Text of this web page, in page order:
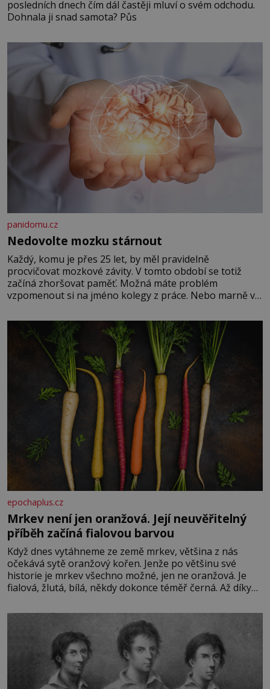
posledních dnech čím dál častěji mluví o svém odchodu.
Dohnala ji snad samota? Půs
panidomu.cz
Nedovolte mozku stárnout
Každý, komu je přes 25 let, by měl pravidelně
procvičovat mozkové závity. V tomto období se totiž
začíná zhoršovat paměť. Možná máte problém
vzpomenout si na jméno kolegy z práce. Nebo marně v
Je to opravdu tak, s věkem jako kdyby se paměť
rozhodla stávkovat. Cvičte
epochaplus.cz
Mrkev není jen oranžová. Její neuvěřitelný
příběh začíná fialovou barvou
Když dnes vytáhneme ze země mrkev, většina z nás
očekává sytě oranžový kořen. Jenže po většinu své
historie je mrkev všechno možné, jen ne oranžová. Je
fialová, žlutá, bílá, někdy dokonce téměř černá. Až díky
bez které si českou zahradu ani nedokážeme představit.